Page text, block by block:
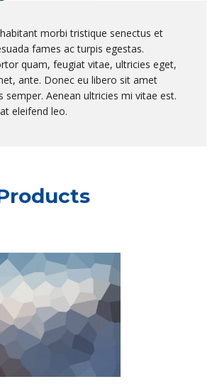
morbi tristique senectus et
fames ac turpis egestas.
quam, feugiat vitae, ultricies eget,
ante. Donec eu libero sit amet
semper. Aenean ultricies mi vitae est.
eleifend leo.